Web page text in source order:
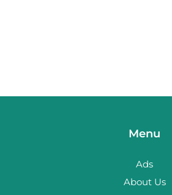
Menu
Ads
About Us